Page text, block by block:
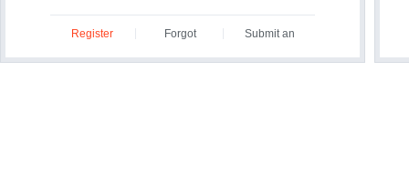
Register
Forgot
Submit an